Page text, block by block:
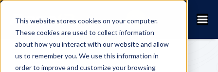
This website stores cookies on your computer.
These cookies are used to collect information
about how you interact with our website and allow
us to remember you. We use this information in
order to improve and customize your browsing